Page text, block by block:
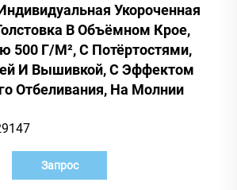
Укороченная
В Объёмном Крое,
500 Г/м², С Потёртостями,
И Вышивкой, С Эффектом
Отбеливания, На Молнии
Запрос